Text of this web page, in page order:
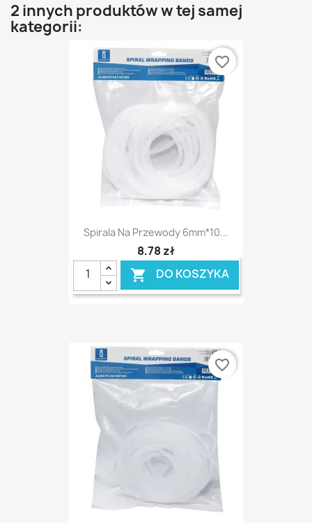
2 innych produktów w tej samej
kategorii:
Spirala Na Przewody 6mm*10...
8,78 zł
 DO KOSZYKA
favorite_border
favorite_border